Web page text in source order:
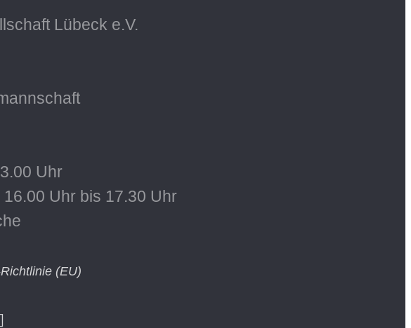
Lübeck e.V.
Uhr
Uhr bis 17.30 Uhr
(EU)